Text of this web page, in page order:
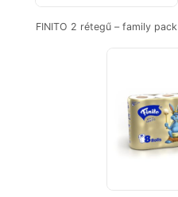
FINITO 2 rétegű – family pack